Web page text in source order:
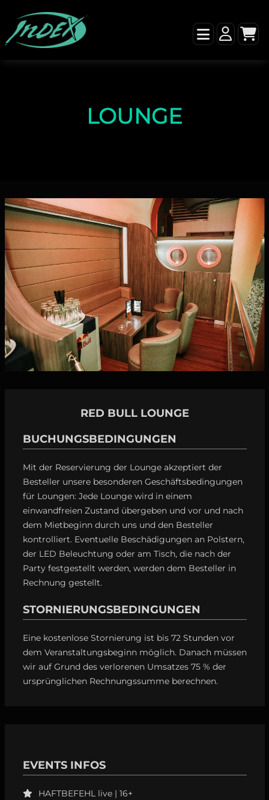
LOUNGE
RED BULL LOUNGE
BUCHUNGSBEDINGUNGEN
Mit der Reservierung der Lounge akzeptiert der
Besteller unsere besonderen Geschäftsbedingungen
für Loungen: Jede Lounge wird in einem
einwandfreien Zustand übergeben und vor und nach
dem Mietbeginn durch uns und den Besteller
kontrolliert. Eventuelle Beschädigungen an Polstern,
der LED Beleuchtung oder am Tisch, die nach der
Party festgestellt werden, werden dem Besteller in
Rechnung gestellt.
STORNIERUNGSBEDINGUNGEN
Eine kostenlose Stornierung ist bis 72 Stunden vor
dem Veranstaltungsbeginn möglich. Danach müssen
wir auf Grund des verlorenen Umsatzes 75 % der
ursprünglichen Rechnungssumme berechnen.
EVENTS INFOS
HAFTBEFEHL live | 16+